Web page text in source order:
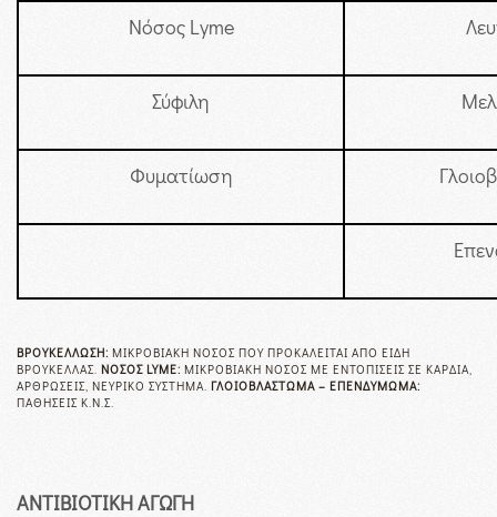
Νόσος Lyme
Σύφιλη
Φυματίωση
ΒΡΟΥΚΈΛΛΩΣΗ: ΜΙΚΡΟΒΙΑΚΉ ΝΌΣΟΣ ΠΟΥ ΠΡΟΚΑΛΕΊΤΑΙ ΑΠΌ ΕΊΔΗ
ΒΡΟΥΚΈΛΛΑΣ. ΝΌΣΟΣ LYME: ΜΙΚΡΟΒΙΑΚΉ ΝΌΣΟΣ ΜΕ ΕΝΤΟΠΊΣΕΙΣ ΣΕ ΚΑΡΔΙΆ,
ΑΡΘΡΏΣΕΙΣ, ΝΕΥΡΙΚΌ ΣΎΣΤΗΜΑ. ΓΛΟΙΟΒΛΆΣΤΩΜΑ – ΕΠΕΝΔΎΜΩΜΑ:
ΠΑΘΉΣΕΙΣ Κ.Ν.Σ.
ΑΝΤΙΒΙΟΤΙΚΗ ΑΓΩΓΗ